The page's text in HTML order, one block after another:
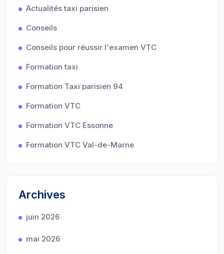
Actualités taxi parisien
Conseils
Conseils pour réussir l'examen VTC
Formation taxi
Formation Taxi parisien 94
Formation VTC
Formation VTC Essonne
Formation VTC Val-de-Marne
Archives
juin 2026
mai 2026